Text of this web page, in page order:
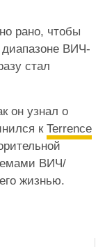
рано, чтобы
диапазоне ВИЧ-
стал
он узнал о
к Terrence
ВИЧ/
жизнью.